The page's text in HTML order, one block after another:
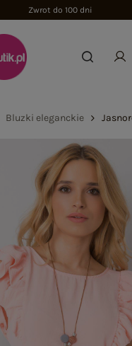
Zwrot do 100 dni
Bluzki eleganckie